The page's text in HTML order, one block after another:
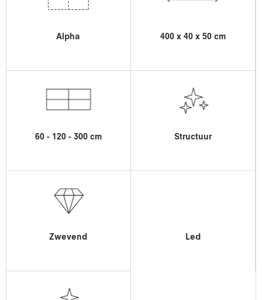
Alpha 400 x 40 x 50 cm
60 - 120 - 300 cm Structuur
Zwevend Led